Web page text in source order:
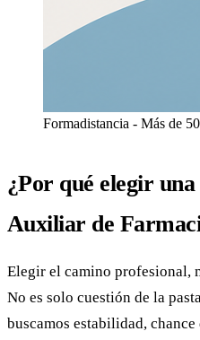
Formadistancia - Más de
¿Por qué elegir
Auxiliar de
Elegir el camino profesional,
No es solo cuestión de la
buscamos estabilidad,